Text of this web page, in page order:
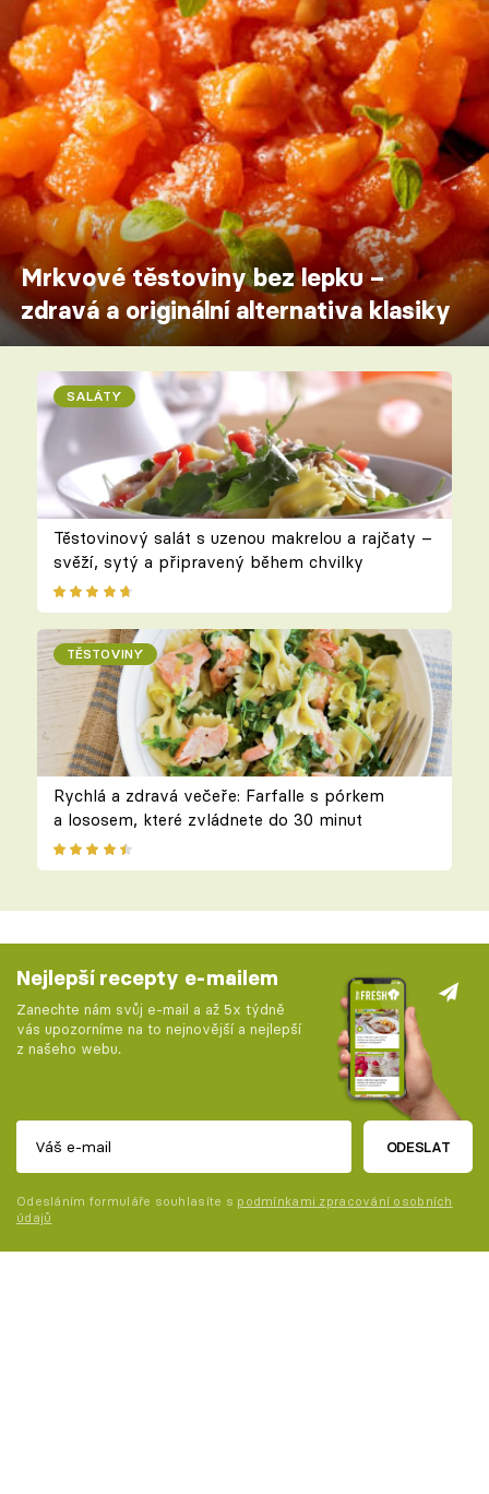
Mrkvové těstoviny bez lepku –
zdravá a originální alternativa klasiky
SALÁTY
Těstovinový salát s uzenou makrelou a rajčaty –
svěží, sytý a připravený během chvilky
TĚSTOVINY
Rychlá a zdravá večeře: Farfalle s pórkem
a lososem, které zvládnete do 30 minut
Nejlepší recepty e-mailem
Zanechte nám svůj e-mail a až 5x týdně
vás upozorníme na to nejnovější a nejlepší
z našeho webu.
ODESLAT
Odesláním formuláře souhlasíte s podmínkami zpracování osobních
údajů